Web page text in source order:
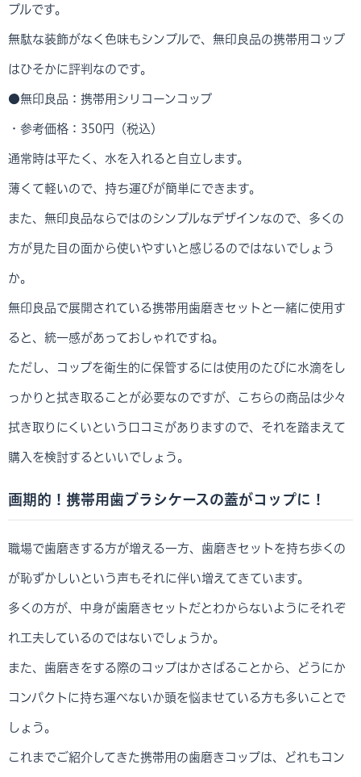
プルです。
無駄な装飾がなく色味もシンプルで、無印良品の携帯用コップ
はひそかに評判なのです。
●無印良品：携帯用シリコーンコップ
・参考価格：350円（税込）
通常時は平たく、水を入れると自立します。
薄くて軽いので、持ち運びが簡単にできます。
また、無印良品ならではのシンプルなデザインなので、多くの
方が見た目の面から使いやすいと感じるのではないでしょう
か。
無印良品で展開されている携帯用歯磨きセットと一緒に使用す
ると、統一感があっておしゃれですね。
ただし、コップを衛生的に保管するには使用のたびに水滴をし
っかりと拭き取ることが必要なのですが、こちらの商品は少々
拭き取りにくいという口コミがありますので、それを踏まえて
購入を検討するといいでしょう。
画期的！携帯用歯ブラシケースの蓋がコップに！
職場で歯磨きする方が増える一方、歯磨きセットを持ち歩くの
が恥ずかしいという声もそれに伴い増えてきています。
多くの方が、中身が歯磨きセットだとわからないようにそれぞ
れ工夫しているのではないでしょうか。
また、歯磨きをする際のコップはかさばることから、どうにか
コンパクトに持ち運べないか頭を悩ませている方も多いことで
しょう。
これまでご紹介してきた携帯用の歯磨きコップは、どれもコン